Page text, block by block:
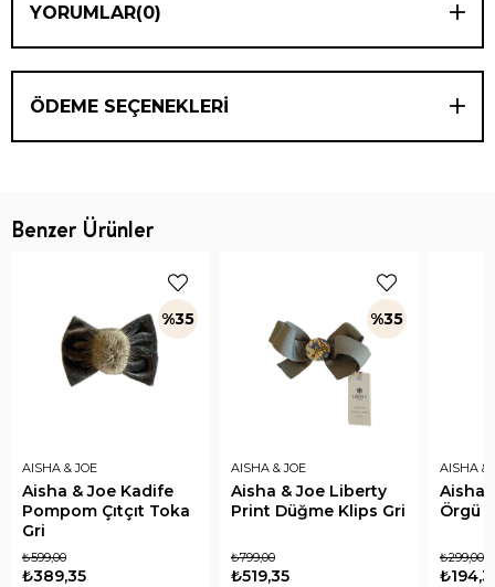
YORUMLAR(0)
ÖDEME SEÇENEKLERI
Benzer Ürünler
AISHA & JOE
Aisha & Joe Kadife
Pompom Çıtçıt Toka
Gri
₺389,35
₺599,00
%35
AISHA & JOE
Aisha & Joe Liberty
Print Düğme Klips Gri
₺519,35
₺799,00
%35
AISHA &
Aisha
Örgü
₺299,00